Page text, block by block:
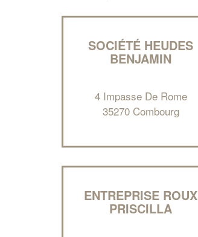
SOCIÉTÉ HEUDES
BENJAMIN
4 Impasse De Rome
35270 Combourg
ENTREPRISE ROUX
PRISCILLA